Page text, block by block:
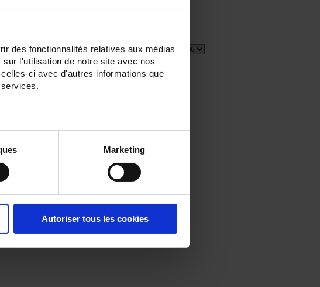
des fonctionnalités relatives aux médias
l'utilisation de notre site avec nos
ci avec d'autres informations que
Marketing
Autoriser tous les cookies
1 item(s) Show